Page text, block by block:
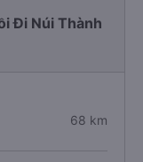
Đi Núi Thành
68 km